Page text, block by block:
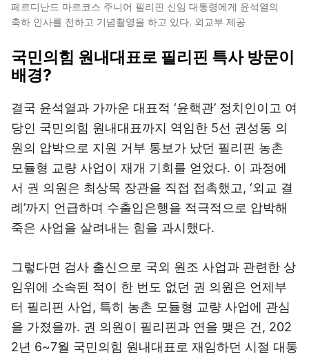
페르디난드 마르코스 주니어 필리핀 신임 대통령에게 윤석열의
축하 인사를 전하고 기념촬영을 하고 있다. 외교부 제공
국민의힘 원내대표로 필리핀 특사 방문이
배경?
결국 윤석열과 가까운 대표적 ‘윤핵관’ 정치인이고 여
당인 국민의힘 원내대표까지 역임한 5선 권성동 의
원의 압박으로 지원 거부 통보가 났던 필리핀 농촌
모듈형 교량 사업이 재개 기회를 얻었다. 이 과정에
서 권 의원은 최상목 장관을 직접 접촉했고, ‘외교 결
례’까지 언급하며 수출입은행을 적극적으로 압박해
죽은 사업을 살려내는 힘을 과시했다.
그렇다면 검사 출신으로 국외 원조 사업과 관련한 상
임위에 소속된 적이 한 번도 없던 권 의원은 언제부
터 필리핀 사업, 특히 농촌 모듈형 교량 사업에 관심
을 가졌을까. 권 의원이 필리핀과 연을 맺은 건, 202
2년 6~7월 국민의힘 원내대표로 재임하던 시절 대통